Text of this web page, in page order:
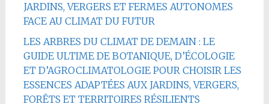
JARDINS, VERGERS ET FERMES AUTONOMES
FACE AU CLIMAT DU FUTUR
LES ARBRES DU CLIMAT DE DEMAIN : LE
GUIDE ULTIME DE BOTANIQUE, D’ÉCOLOGIE
ET D’AGROCLIMATOLOGIE POUR CHOISIR LES
ESSENCES ADAPTÉES AUX JARDINS, VERGERS,
FORÊTS ET TERRITOIRES RÉSILIENTS